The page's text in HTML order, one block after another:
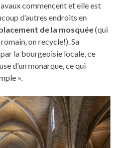
commencent et elle est
d’autres endroits en
de la mosquée(qui
on recycle!). Sa
la bourgeoisie locale, ce
d’un monarque, ce qui
».